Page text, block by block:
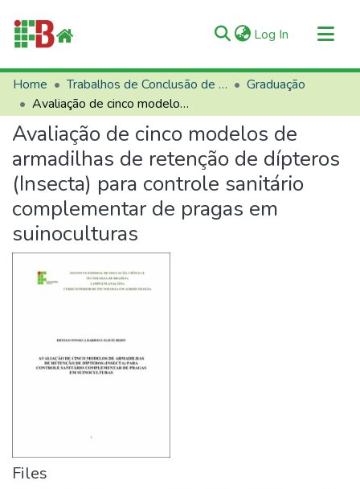
Log In (current)
Communities & Collections
All of RIIFB
Manuals and Terms
Statistics
About RIIFB
Help
Contacts
Home Trabalhos de Conclusão de Curso (TCCs)
Graduação
Avaliação de cinco modelos de armadilhas de retenção de dípteros (Insecta) para controle sanitário complementar de pragas em suinoculturas
Avaliação de cinco modelos de
armadilhas de retenção de dípteros
(Insecta) para controle sanitário
complementar de pragas em
suinoculturas
Files